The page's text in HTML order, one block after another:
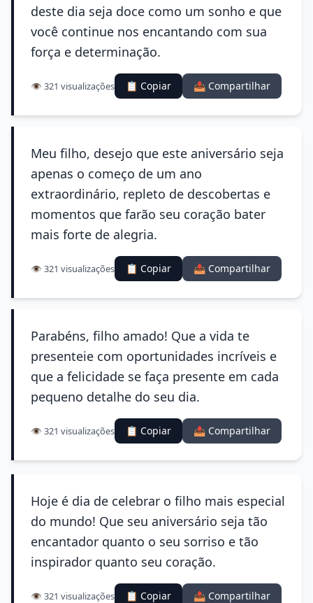
deste dia seja doce como um sonho e que
você continue nos encantando com sua
força e determinação.
👁️ 321 visualizações 📋 Copiar 📤 Compartilhar
Meu filho, desejo que este aniversário seja
apenas o começo de um ano
extraordinário, repleto de descobertas e
momentos que farão seu coração bater
mais forte de alegria.
👁️ 321 visualizações 📋 Copiar 📤 Compartilhar
Parabéns, filho amado! Que a vida te
presenteie com oportunidades incríveis e
que a felicidade se faça presente em cada
pequeno detalhe do seu dia.
👁️ 321 visualizações 📋 Copiar 📤 Compartilhar
Hoje é dia de celebrar o filho mais especial
do mundo! Que seu aniversário seja tão
encantador quanto o seu sorriso e tão
inspirador quanto seu coração.
👁️ 321 visualizações 📋 Copiar 📤 Compartilhar